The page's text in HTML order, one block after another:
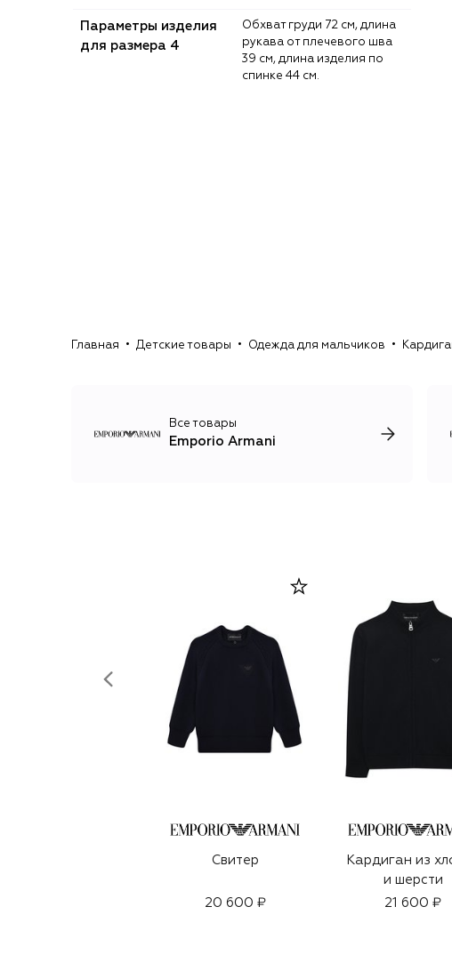
Параметры изделия
для размера 4
Обхват груди 72 см, длина
рукава от плечевого шва
39 см, длина изделия по
спинке 44 см.
Главная Детские товары Одежда для мальчиков
Все товары
Emporio Armani
Свитер
20 600 ₽
Кардиган из
и шерсти
21 600 ₽